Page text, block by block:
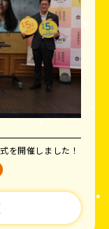
を開催しました！